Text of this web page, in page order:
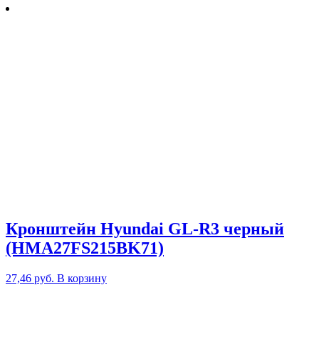
Кронштейн Hyundai GL-R3 черный
(HMA27FS215BK71)
27,46 руб. В корзину